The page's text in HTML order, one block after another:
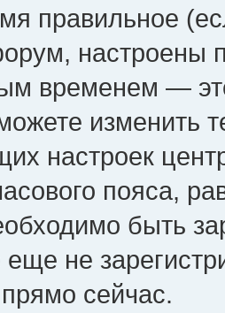
правильное
настроены
временем —
изменить
настроек
пояса,
быть
не
сейчас.